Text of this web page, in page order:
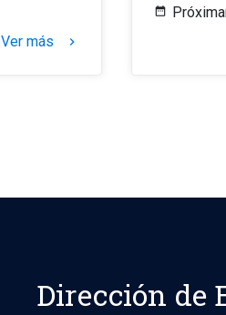
Ver más keyboard_arrow_right
Dirección de